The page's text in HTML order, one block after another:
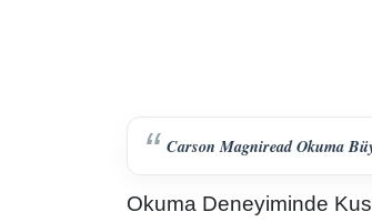
Carson Magniread Okuma
Okuma Deneyiminde